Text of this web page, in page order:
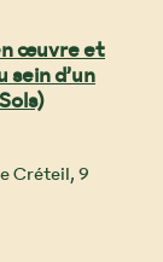
œuvre et
sein d’un
Créteil, 9